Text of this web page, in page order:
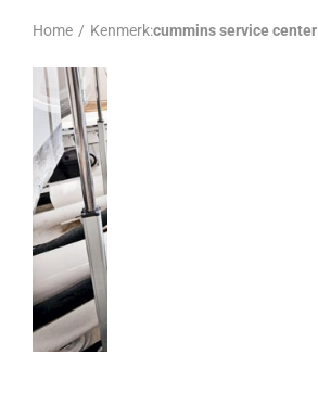
Home / Kenmerk:cummins service center